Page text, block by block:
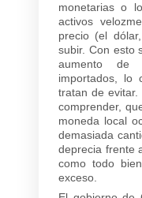
monetarias o
activos
precio (el
subir. Con esto
aumento de
importados, lo
tratan de
comprender,
moneda local
demasiada
deprecia frente
como todo
exceso.